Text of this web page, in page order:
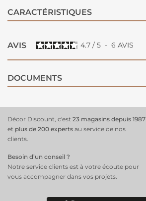
CARACTÉRISTIQUES
AVIS 4.7 / 5 - 6 AVIS
DOCUMENTS
Décor Discount, c'est 23 magasins depuis 1987
et plus de 200 experts au service de nos
clients.
Besoin d’un conseil ?
Notre service clients est à votre écoute pour
vous accompagner dans vos projets.